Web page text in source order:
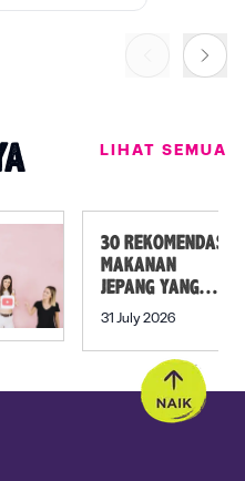
LIHAT SEMUA
30 REKOMENDASI
MAKANAN
JEPANG YANG
MUST TRY SELAIN
31 July 2026